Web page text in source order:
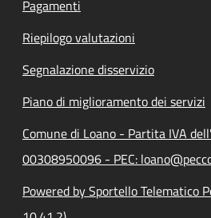
Pagamenti
Riepilogo valutazioni
Segnalazione disservizio
Piano di miglioramento dei servizi
Comune di Loano - Partita IVA
00308950096 - PEC:
Powered by Sportello Telematico